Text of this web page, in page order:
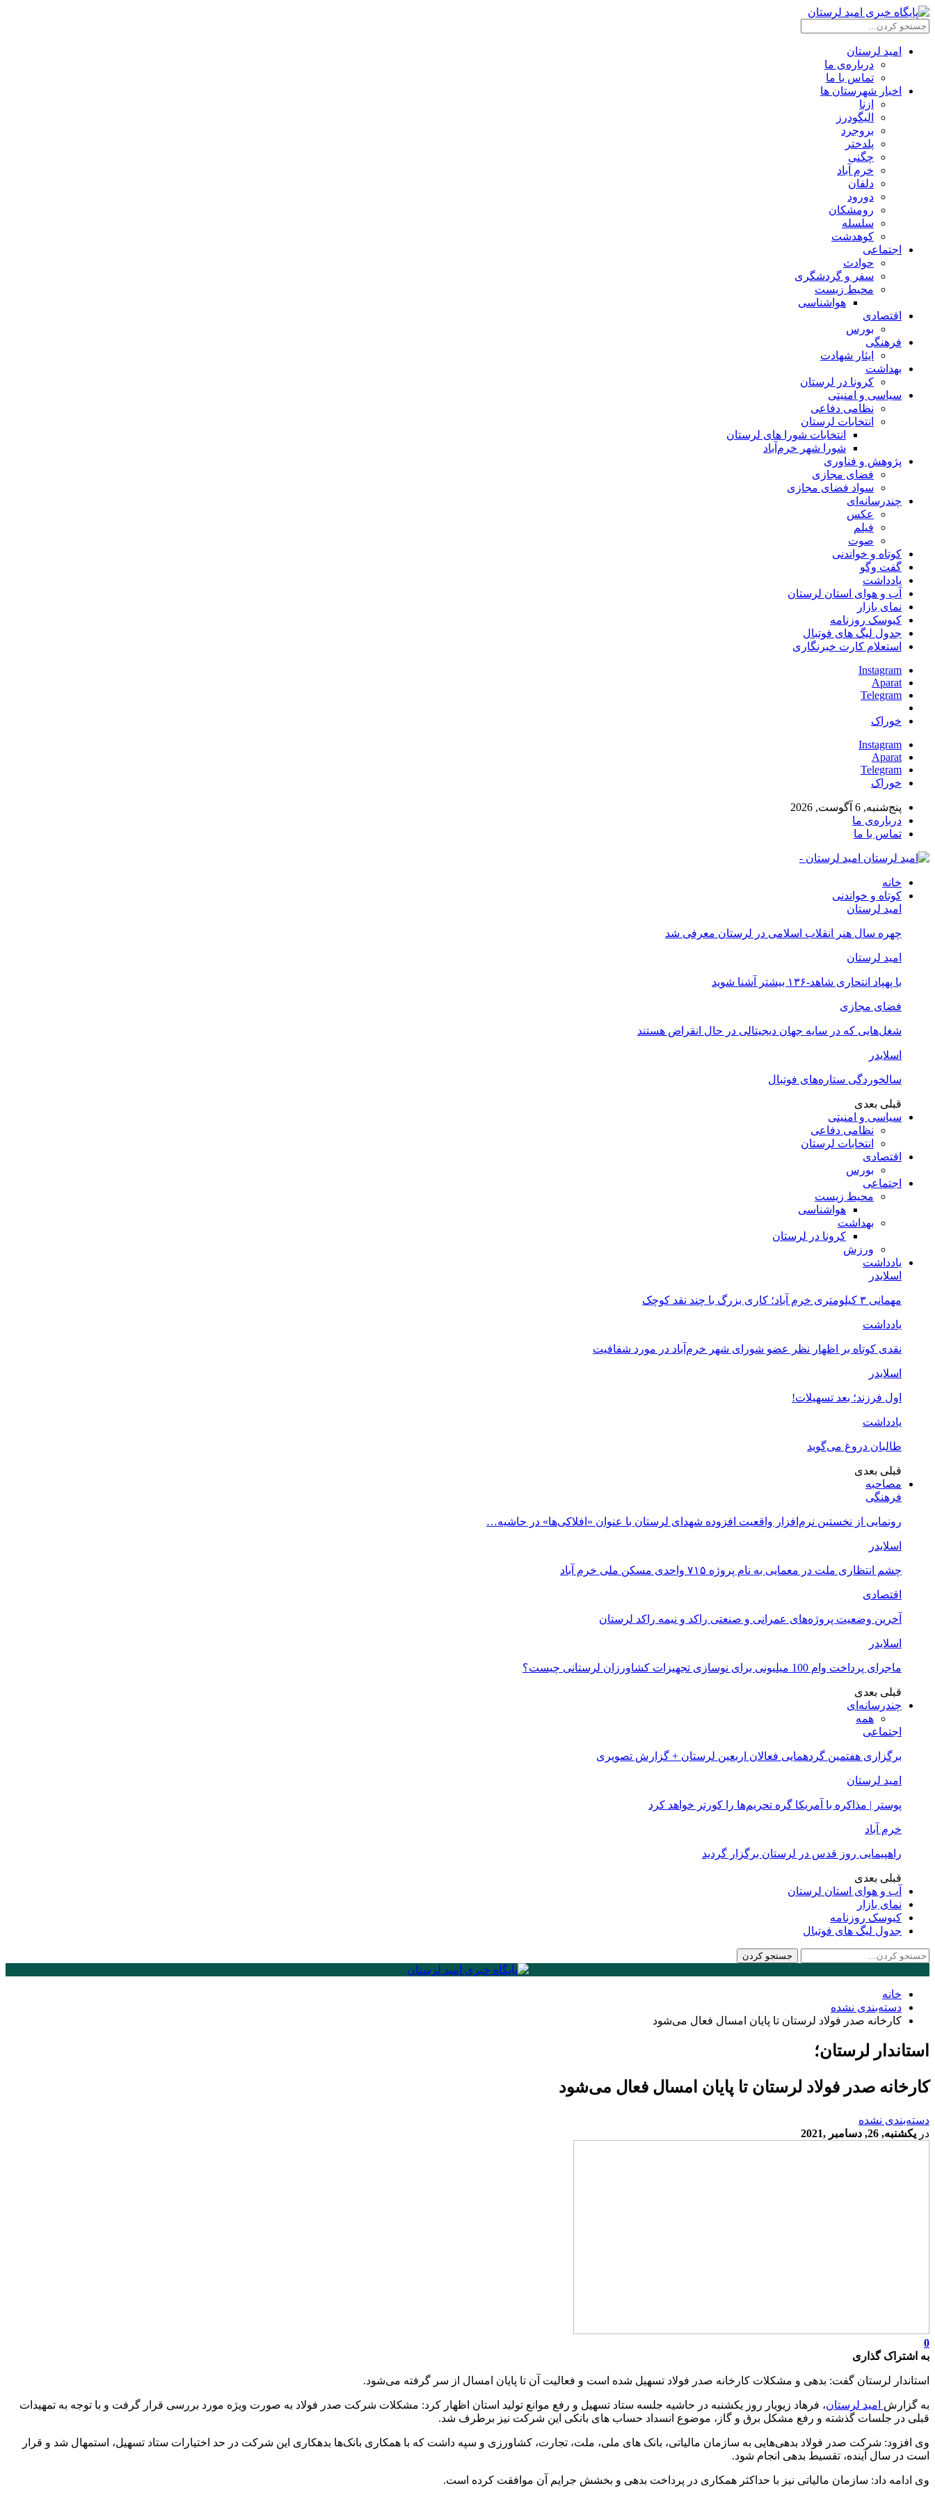
امید لرستان
درباره‌ی ما
تماس با ما
اخبار شهرستان ها
ازنا
الیگودرز
بروجرد
پلدختر
چگنی
خرم آباد
دلفان
دورود
رومشکان
سلسله
کوهدشت
اجتماعی
حوادث
سفر و گردشگری
محیط زیست
هواشناسی
اقتصادی
بورس
فرهنگی
ایثار شهادت
بهداشت
کرونا در لرستان
سیاسی و امنیتی
نظامی دفاعی
انتخابات لرستان
انتخابات شورا های لرستان
شورا شهر خرم‌آباد
پژوهش و فناوری
فضای مجازی
سواد فضای مجازی
چندرسانه‌ای
عكس
فیلم
صوت
کوتاه و خواندنی
گفت وگو
یادداشت
آب و هوای استان لرستان
نمای بازار
کیوسک روزنامه
جدول لیگ های فوتبال
استعلام کارت خبرنگاری
Instagram
Aparat
Telegram
خوراک
Instagram
Aparat
Telegram
خوراک
پنج‌شنبه, 6 آگوست, 2026
درباره‌ی ما
تماس با ما
امید لرستان -
خانه
کوتاه و خواندنی
امید لرستان
چهره سال هنر انقلاب اسلامی در لرستان معرفی شد
امید لرستان
با پهپاد انتحاری شاهد-۱۳۶ بیشتر آشنا شوید
فضای مجازی
شغل‌‌هایی که در سایه جهان دیجیتالی در حال انقراض هستند
اسلایدر
سالخوردگی ستاره‌های فوتبال
قبلی بعدی
سیاسی و امنیتی
نظامی دفاعی
انتخابات لرستان
اقتصادی
بورس
اجتماعی
محیط زیست
هواشناسی
بهداشت
کرونا در لرستان
ورزش
یادداشت
اسلایدر
مهمانی ۳ کیلومتری خرم آباد؛ کاری بزرگ با چند نقد کوچک
یادداشت
نقدی کوتاه بر اظهار نظر عضو شورای شهر خرم‌آباد در مورد شفافیت
اسلایدر
اول فرزند؛ بعد تسهیلات!
یادداشت
طالبان دروغ می‌گوید
قبلی بعدی
مصاحبه
فرهنگی
رونمایی از نخستین نرم‌افزار واقعیت افزوده شهدای لرستان با عنوان «افلاکی‌ها» در حاشیه…
اسلایدر
چشم انتظاری ملت در معمایی به نام پروژه ۷۱۵ واحدی مسکن ملی خرم آباد
اقتصادی
آخرین وضعیت پروژه‌های عمرانی و صنعتی راکد و نیمه راکد لرستان
اسلایدر
ماجرای پرداخت وام 100 میلیونی برای نوسازی تجهیزات کشاورزان لرستانی چیست؟
قبلی بعدی
چندرسانه‌ای
همه
اجتماعی
برگزاری هفتمین گردهمایی فعالان اربعین لرستان + گزارش تصویری
امید لرستان
پوستر | مذاکره با آمریکا گره تحریم‌ها را کورتر خواهد کرد
خرم آباد
راهپیمایی روز قدس در لرستان برگزار گردید
قبلی بعدی
آب و هوای استان لرستان
نمای بازار
کیوسک روزنامه
جدول لیگ های فوتبال
خانه
دسته‌بندی نشده
کارخانه صدر فولاد لرستان تا پایان امسال فعال می‌شود
استاندار لرستان؛
کارخانه صدر فولاد لرستان تا پایان امسال فعال می‌شود
دسته‌بندی نشده
در یکشنبه, 26, دسامبر ,2021
0
به اشتراک گذاری
استاندار لرستان گفت: بدهی و مشکلات کارخانه صدر فولاد تسهیل شده است و فعالیت آن تا پایان امسال از سر گرفته می‌شود.
به گزارش امید لرستان، فرهاد زیویار روز یکشنبه در حاشیه جلسه ستاد تسهیل و رفع موانع تولید استان اظهار کرد: مشکلات شرکت صدر فولاد به صورت ویژه مورد بررسی قرار گرفت و با توجه به تمهیدات
قبلی در جلسات گذشته و رفع مشکل برق و گاز، موضوع انسداد حساب های بانکی این شرکت نیز برطرف شد.
وی افزود: شرکت صدر فولاد بدهی‌هایی به سازمان مالیاتی، بانک های ملی، ملت، تجارت، کشاورزی و سپه داشت که با همکاری بانک‌ها بدهکاری این شرکت در حد اختیارات ستاد تسهیل، استمهال شد و قرار
است در سال آینده، تقسیط بدهی انجام شود.
وی ادامه داد: سازمان مالیاتی نیز با حداکثر همکاری در پرداخت بدهی و بخشش جرایم آن موافقت کرده است.